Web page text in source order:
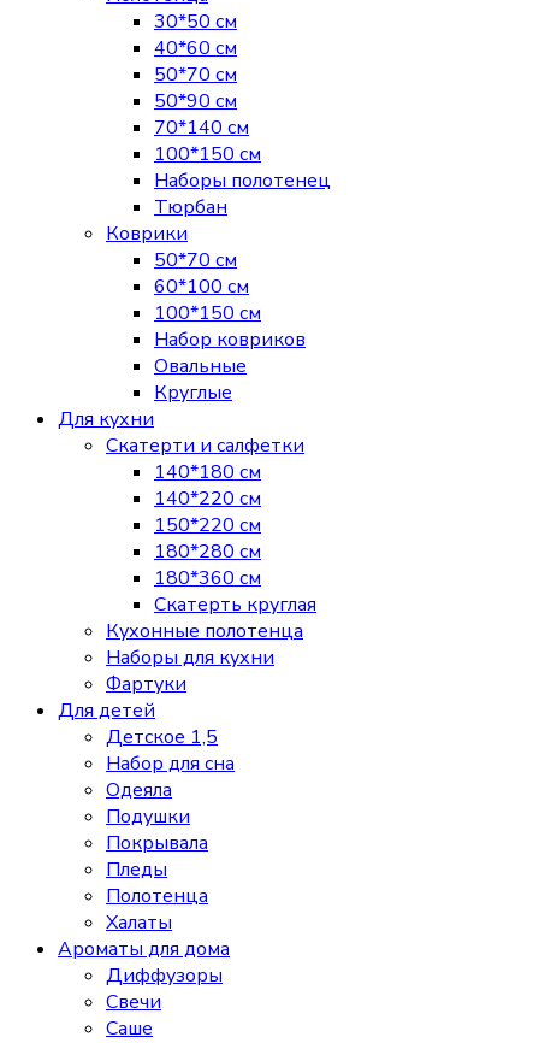
30*50 см
40*60 см
50*70 см
50*90 см
70*140 см
100*150 см
Наборы полотенец
Тюрбан
Коврики
50*70 см
60*100 см
100*150 см
Набор ковриков
Овальные
Круглые
Для кухни
Скатерти и салфетки
140*180 см
140*220 см
150*220 см
180*280 см
180*360 см
Скатерть круглая
Кухонные полотенца
Наборы для кухни
Фартуки
Для детей
Детское 1,5
Набор для сна
Одеяла
Подушки
Покрывала
Пледы
Полотенца
Халаты
Ароматы для дома
Диффузоры
Свечи
Cаше